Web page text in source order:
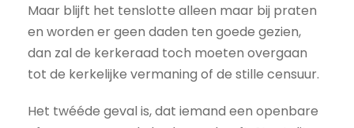
Maar blijft het tenslotte alleen maar bij praten
en worden er geen daden ten goede gezien,
dan zal de kerkeraad toch moeten overgaan
tot de kerkelijke vermaning of de stille censuur.
Het twééde geval is, dat iemand een openbare